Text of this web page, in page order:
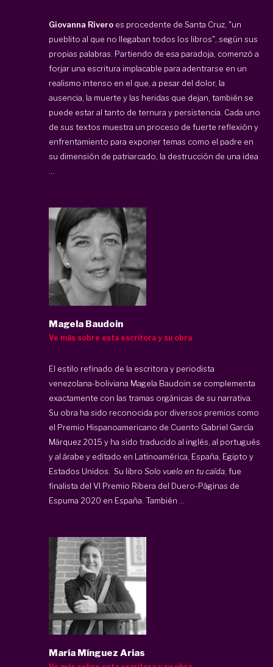
Giovanna Rivero es procedente de Santa Cruz, "un
pueblito al que no llegaban todos los libros", según sus
propias palabras. Partiendo de esa paradoja, comenzó a
forjar una escritura implacable para adentrarse en un
realismo intenso en el que, a pesar del dolor, la
ausencia, la muerte y las heridas que dejan, también se
puede estar al tanto de ternura y persistencia. Cada uno
de sus textos muestra un proceso de fuerte reflexión y
enfrentamiento para exponer temas como el padre en
su dimensión de patriarcado, la destrucción de una idea
Magela Baudoin
Ve más sobre esta escritora y su obra
El estilo refinado de la escritora y periodista
venezolana-boliviana Magela Baudoin se complementa
exactamente con las tramas orgánicas de su narrativa.
Su obra ha sido reconocida por diversos premios como
el Premio Hispanoamericano de Cuento Gabriel García
Márquez 2015 y ha sido traducido al inglés, al portugués
y al árabe y editado en Latinoamérica, España, Egipto y
Estados Unidos. Su libro Solo vuelo en tu caída , fue
finalista del VI Premio Ribera del Duero-Páginas de
Espuma 2020 en España. También ...
María Mínguez Arias